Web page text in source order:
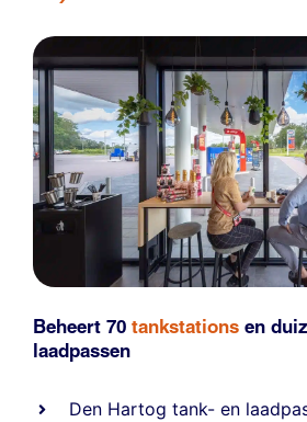
Beheert 70 tankstations en
laadpassen
Den Hartog tank- en